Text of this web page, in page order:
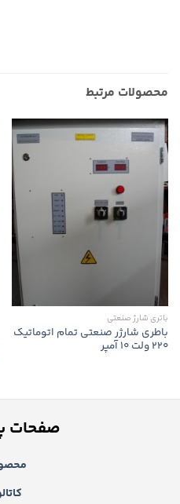
محصولات مرتبط
باتری شارژ صنعتی
باطری شارژر صنعتی تمام اتوماتیک
220 ولت 10 آمپر
صفحات